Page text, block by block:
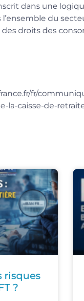
dans une
du
droits des
fr/
la-caisse-de-
risques
?